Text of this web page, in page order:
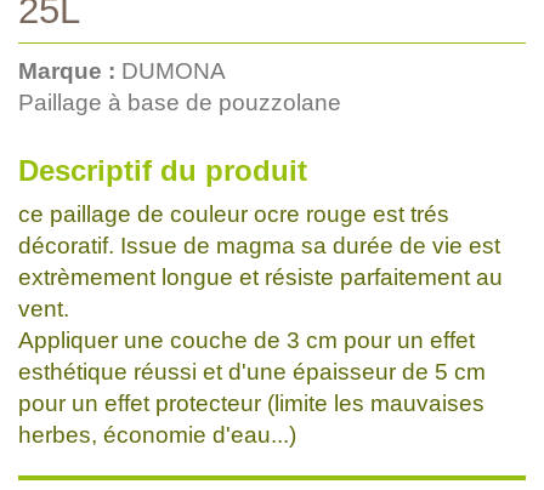
25L
Marque : DUMONA
Paillage à base de pouzzolane
Descriptif du produit
ce paillage de couleur ocre rouge est trés
décoratif. Issue de magma sa durée de vie est
extrèmement longue et résiste parfaitement au
vent.
Appliquer une couche de 3 cm pour un effet
esthétique réussi et d'une épaisseur de 5 cm
pour un effet protecteur (limite les mauvaises
herbes, économie d'eau...)